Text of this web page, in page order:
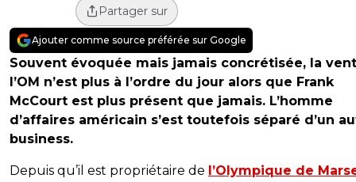
Partager sur
Ajouter comme source préférée sur Google
Souvent évoquée mais jamais concrétisée, la
l’OM n’est plus à l’ordre du jour alors que Frank
McCourt est plus présent que jamais. L’homme
d’affaires américain s’est toutefois séparé d’un
business.
Depuis qu’il est propriétaire de l’Olympique de